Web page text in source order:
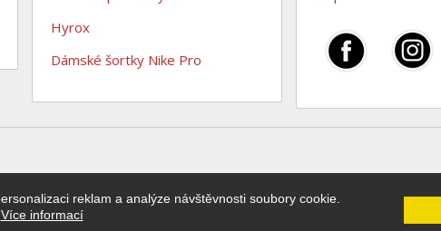
reklam a analýze návštěvnosti soubory cookie.
Více informací
Hyrox
Dámské šortky Nike Pro